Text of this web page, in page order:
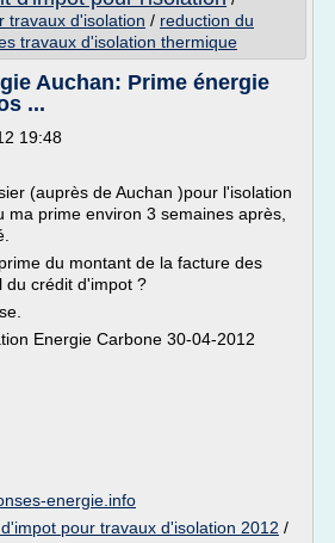
travaux d'isolation / reduction du
travaux d'isolation thermique
Auchan: Prime énergie
...
19:48
(auprès de Auchan )pour l'isolation
ma prime environ 3 semaines après,
du montant de la facture des
du crédit d'impot ?
Energie Carbone 30-04-2012
energie.info
pour travaux d'isolation 2012 /